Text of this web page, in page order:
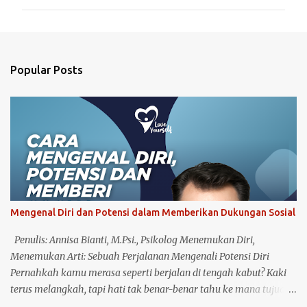
Popular Posts
Mengenal Diri dan Potensi dalam Memberikan Dukungan Sosial
Penulis: Annisa Bianti, M.Psi., Psikolog Menemukan Diri,
Menemukan Arti: Sebuah Perjalanan Mengenali Potensi Diri
Pernahkah kamu merasa seperti berjalan di tengah kabut? Kaki
terus melangkah, tapi hati tak benar-benar tahu ke mana tujuan.